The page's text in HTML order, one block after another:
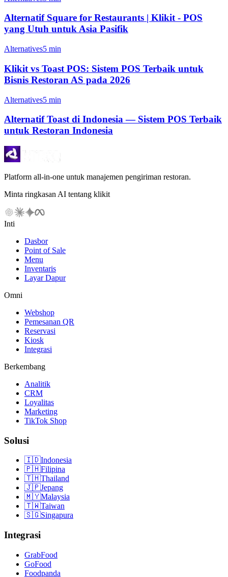
Alternatif Square for Restaurants | Klikit - POS
yang Utuh untuk Asia Pasifik
Alternatives5 min
Klikit vs Toast POS: Sistem POS Terbaik untuk
Bisnis Restoran AS pada 2026
Alternatives5 min
Alternatif Toast di Indonesia — Sistem POS Terbaik
untuk Restoran Indonesia
Platform all-in-one untuk manajemen pengiriman restoran.
Minta ringkasan AI tentang klikit
Inti
Dasbor
Point of Sale
Menu
Inventaris
Layar Dapur
Omni
Webshop
Pemesanan QR
Reservasi
Kiosk
Integrasi
Berkembang
Analitik
CRM
Loyalitas
Marketing
TikTok Shop
Solusi
🇮🇩Indonesia
🇵🇭Filipina
🇹🇭Thailand
🇯🇵Jepang
🇲🇾Malaysia
🇹🇼Taiwan
🇸🇬Singapura
Integrasi
GrabFood
GoFood
Foodpanda